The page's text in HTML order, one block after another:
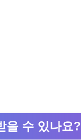
을 수 있나요?